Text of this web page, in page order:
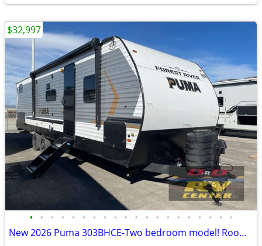
• • • • • • • • • • • • • • • • • • • •
New 2026 Puma 303BHCE-Two bedroom model! Room for the whole family!
$32,997